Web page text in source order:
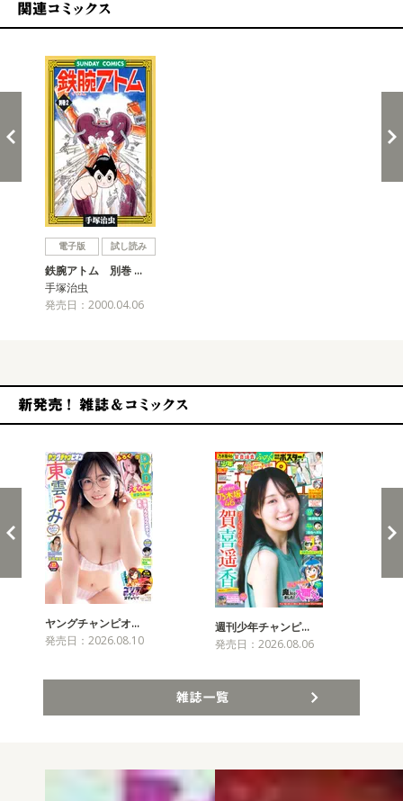
電子版 試し読み
鉄腕アトム 別巻 …
手塚治虫
発売日：2000.04.06
ヤングチャンピオ…
発売日：2026.08.10
週刊少年チャンピ…
発売日：2026.08.06